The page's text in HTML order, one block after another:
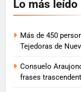
Lo más leído
Más de 450
Tejedoras de
Consuelo
frases